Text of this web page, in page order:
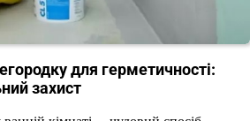
для герметичності:
захист